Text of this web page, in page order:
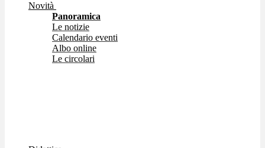
Novità
Panoramica
Le notizie
Calendario eventi
Albo online
Le circolari